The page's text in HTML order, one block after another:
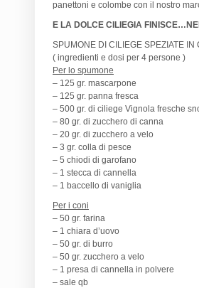
panettoni e colombe con il nostro
E LA DOLCE CILIEGIA
SPUMONE DI CILIEGE SPEZIATE IN
( ingredienti e dosi per 4 persone )
Per lo spumone
– 125 gr. mascarpone
– 125 gr. panna fresca
– 500 gr. di ciliege Vignola fresche
– 80 gr. di zucchero di canna
– 20 gr. di zucchero a velo
– 3 gr. colla di pesce
– 5 chiodi di garofano
– 1 stecca di cannella
– 1 baccello di vaniglia
Per i coni
– 50 gr. farina
– 1 chiara d’uovo
– 50 gr. di burro
– 50 gr. zucchero a velo
– 1 presa di cannella in polvere
– sale qb